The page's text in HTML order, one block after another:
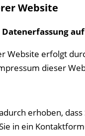
Website
auf
Website erfolgt
dieser
erhoben,
in ein